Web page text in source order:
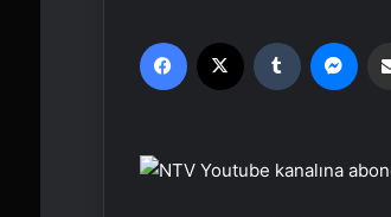
Facebook Tumblr